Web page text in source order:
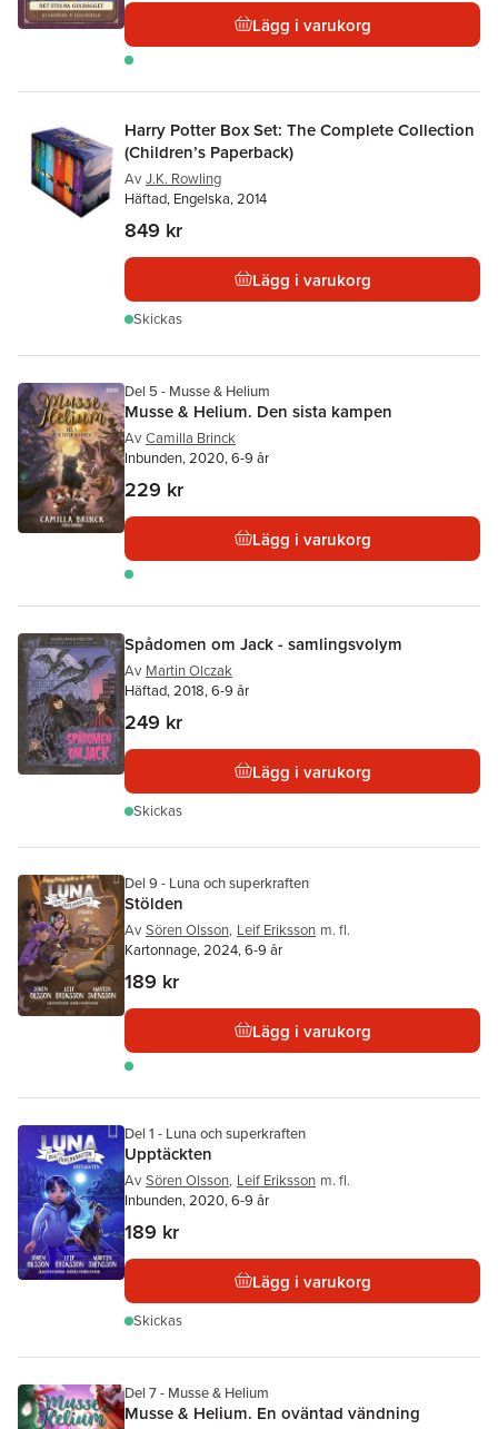
Lägg i varukorg
Harry Potter Box Set: The Complete Collection
(Children’s Paperback)
Av J.K. Rowling
Häftad, Engelska, 2014
849 kr
Lägg i varukorg
Skickas
Del 5 - Musse & Helium
Musse & Helium. Den sista kampen
Av Camilla Brinck
Inbunden, 2020, 6-9 år
229 kr
Lägg i varukorg
Spådomen om Jack - samlingsvolym
Av Martin Olczak
Häftad, 2018, 6-9 år
249 kr
Lägg i varukorg
Skickas
Del 9 - Luna och superkraften
Stölden
Av Sören Olsson, Leif Eriksson m. fl.
Kartonnage, 2024, 6-9 år
189 kr
Lägg i varukorg
Del 1 - Luna och superkraften
Upptäckten
Av Sören Olsson, Leif Eriksson m. fl.
Inbunden, 2020, 6-9 år
189 kr
Lägg i varukorg
Skickas
Del 7 - Musse & Helium
Musse & Helium. En oväntad vändning